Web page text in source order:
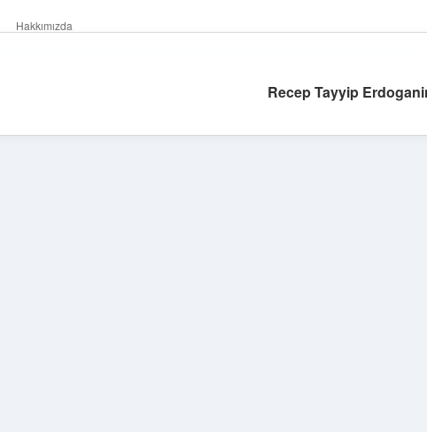
Hakkımızda
Recep Tayyip